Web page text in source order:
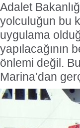
Adalet
yolculuğun bu
uygulama
yapılacağının
önlemi değil.
Marina’dan